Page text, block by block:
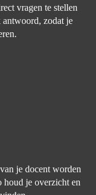
vragen te stellen
antwoord, zodat je
je docent worden
je overzicht en